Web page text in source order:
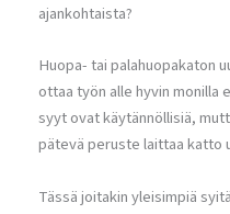
ajankohtaista?
Huopa- tai palahuopakaton
ottaa työn alle hyvin monilla
syyt ovat käytännöllisiä,
pätevä peruste laittaa katto
Tässä joitakin yleisimpiä